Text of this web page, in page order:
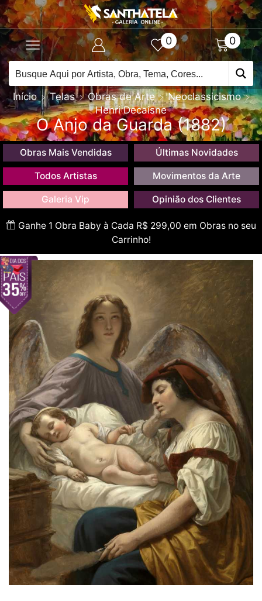
0 0
Início Telas Obras de Arte
Neoclassicismo
Henri Decaisne
O Anjo da Guarda (1882)
Obras Mais Vendidas Últimas Novidades
Todos Artistas Movimentos da Arte
Galeria Vip Opinião dos Clientes
Ganhe 1 Obra Baby à Cada R$ 299,00 em Obras no seu
Carrinho!